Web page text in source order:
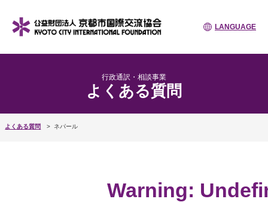
LANGUAGE
行政通訳・相談事業
よくある質問
よくある質問 ネパール
Warning: